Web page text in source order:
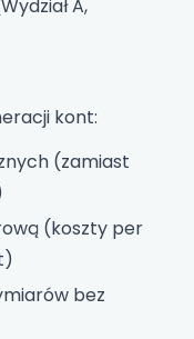
A,
kont:
(zamiast
(koszty per
bez